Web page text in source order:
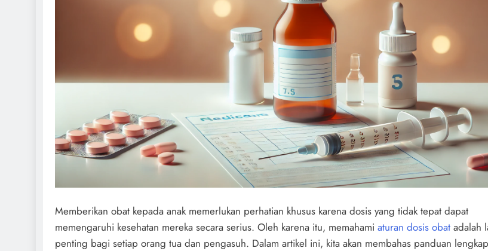
Memberikan obat kepada anak memerlukan perhatian khusus karena dosis yang tidak tepat dapat
memengaruhi kesehatan mereka secara serius. Oleh karena itu, memahami aturan dosis obat adalah
penting bagi setiap orang tua dan pengasuh. Dalam artikel ini, kita akan membahas panduan lengkap